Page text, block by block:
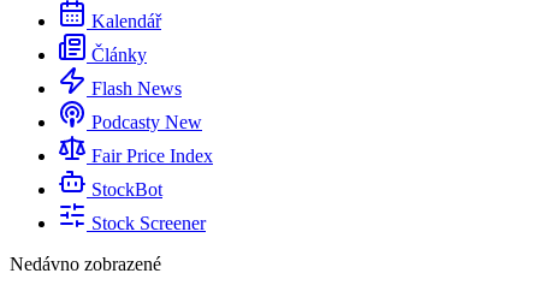
Kalendář
Články
Flash News
Podcasty New
Fair Price Index
StockBot
Stock Screener
Nedávno zobrazené